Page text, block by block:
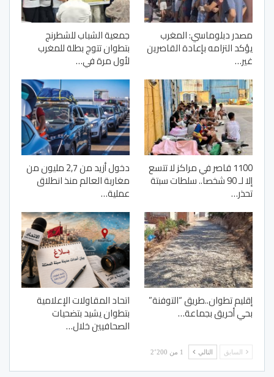
مصدر دبلوماسي: المغرب
يؤكد التزامه بإعادة القاصرين
غير…
جمعية الشباب للشطرنج
بتطوان تتوج بطلة للمغرب
لأول مرة في…
1100 قاصر في مراكز لا تتسع
إلا لـ 90 شخصا.. سلطات سبتة
تحذر…
دخول أزيد من 2,7 مليون من
مغاربة العالم منذ انطلاق
عملية…
إقليم تطوان..طريق “التوفنة”
بحي أحريق بجماعة…
اتحاد المقاولات الإعلامية
بتطوان يشيد بتضحيات
الصحافيين خلال…
السابق التالي 1 من 2٬200